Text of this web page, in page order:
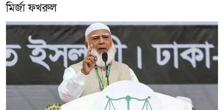
মির্জা ফখরুল